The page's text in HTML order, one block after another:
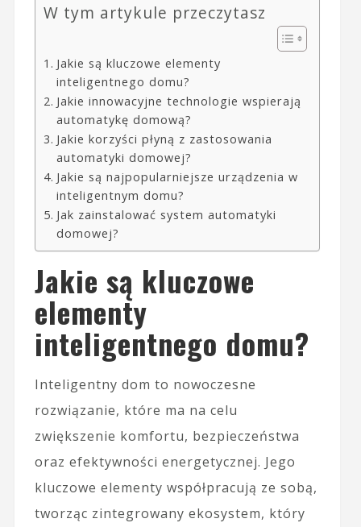
W tym artykule przeczytasz
Jakie są kluczowe elementy
inteligentnego domu?
Jakie innowacyjne technologie wspierają
automatykę domową?
Jakie korzyści płyną z zastosowania
automatyki domowej?
Jakie są najpopularniejsze urządzenia w
inteligentnym domu?
Jak zainstalować system automatyki
domowej?
Jakie są kluczowe
elementy
inteligentnego domu?
Inteligentny dom to nowoczesne
rozwiązanie, które ma na celu
zwiększenie komfortu, bezpieczeństwa
oraz efektywności energetycznej. Jego
kluczowe elementy współpracują ze sobą,
tworząc zintegrowany ekosystem, który